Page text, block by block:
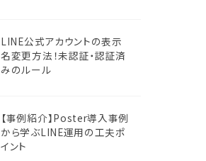
LINE公式アカウントの表示
名変更方法！未認証・認証済
みのルール
【事例紹介】Poster導入事例
から学ぶLINE運用の工夫ポ
イント